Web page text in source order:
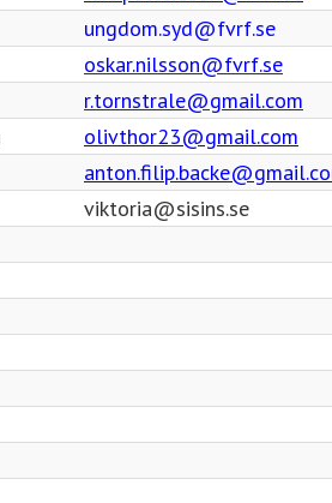
ungdom.syd@fvrf.se
oskar.nilsson@fvrf.se
r.tornstrale@gmail.com
olivthor23@gmail.com
viktoria@sisins.se